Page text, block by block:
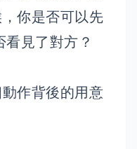
你是否可以先
見了對方？
作背後的用意